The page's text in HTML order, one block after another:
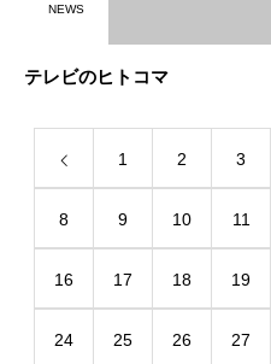
NEWS
テレビのヒトコマ
1 2 3
8 9 10 11
16 17 18 19
24 25 26 27